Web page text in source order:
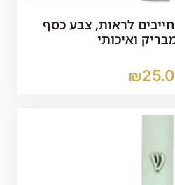
לראות, צבע כסף
ואיכותי
₪